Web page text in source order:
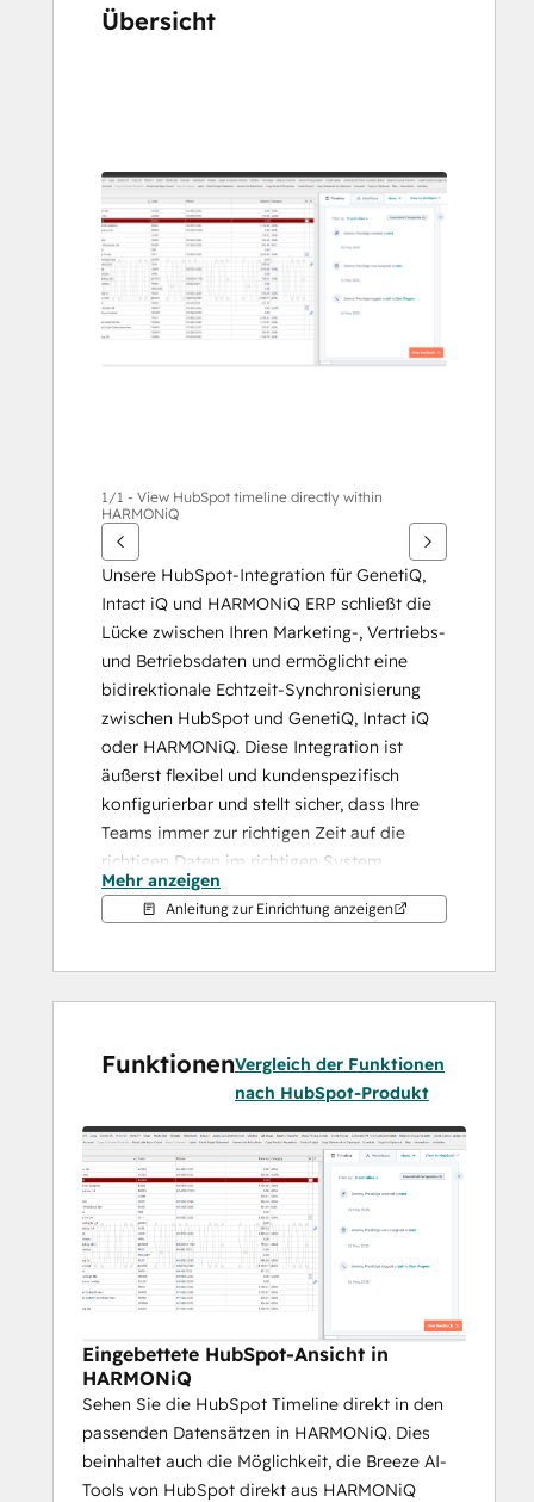
Übersicht
um
andere
Elemente
anzuzeigen
1/1 - View HubSpot timeline directly within
HARMONiQ
Unsere HubSpot-Integration für GenetiQ,
Intact iQ und HARMONiQ ERP schließt die
Lücke zwischen Ihren Marketing-, Vertriebs-
und Betriebsdaten und ermöglicht eine
bidirektionale Echtzeit-Synchronisierung
zwischen HubSpot und GenetiQ, Intact iQ
oder HARMONiQ. Diese Integration ist
äußerst flexibel und kundenspezifisch
konfigurierbar und stellt sicher, dass Ihre
Teams immer zur richtigen Zeit auf die
richtigen Daten im richtigen System
zugreifen können.
Durch die nahtlose Synchronisierung von
benutzerdefinierten Objekten und ERP-
spezifischen Datensätzen wie Rechnungen
Integration Ihrem Unternehmen Folgendes:
Leistungsstarke Marketing-
HubSpot auf Live-ERP-Daten.
Vertriebsteams mit einem
vollständigen Überblick über
Kundenaktivitäten auszustatten,
einschließlich GenetiQ Intact iQ oder
HARMONiQ Timeline-Ereignissen,
Details, alles innerhalb von HubSpot.
Verbessern Sie die betriebliche
Effizienz, indem Sie die doppelte
Bearbeitung und den manuellen
Datentransfer zwischen Systemen
vermeiden.
Mehr anzeigen
Anleitung zur Einrichtung anzeigen
FunktionenVergleich der Funktionen
nach HubSpot-Produkt
Eingebettete HubSpot-Ansicht in
HARMONiQ
Sehen Sie die HubSpot Timeline direkt in den
passenden Datensätzen in HARMONiQ. Dies
beinhaltet auch die Möglichkeit, die Breeze AI-
Tools von HubSpot direkt aus HARMONiQ